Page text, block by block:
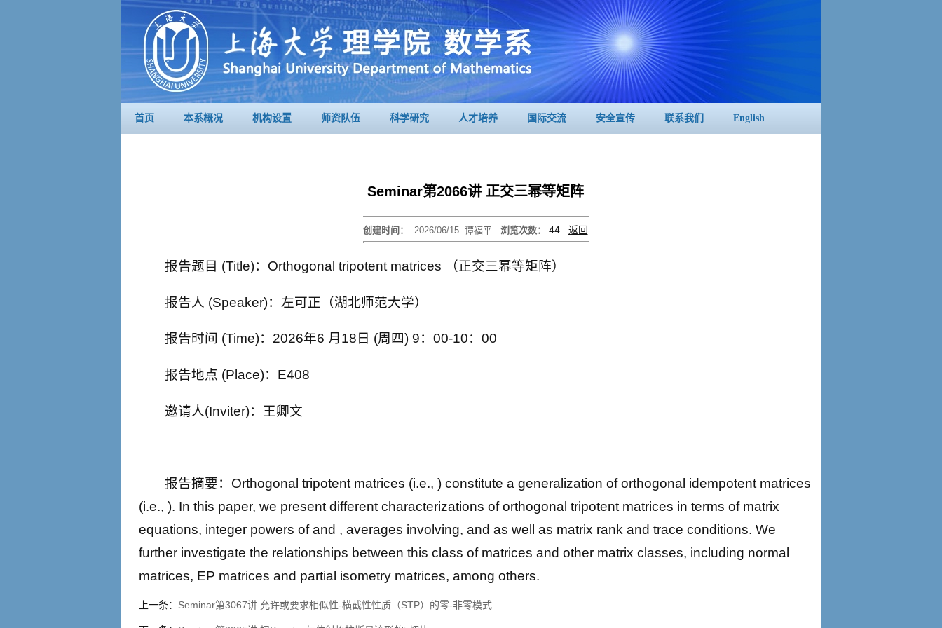
首页 本系概况 机构设置 师资队伍 科学研究 人才培养 国际交流 安全宣传 联系我们 English
Seminar第2066讲 正交三幂等矩阵
创建时间： 2026/06/15 谭福平 浏览次数： 44 返回
报告题目 (Title)：Orthogonal tripotent matrices （正交三幂等矩阵）
报告人 (Speaker)：左可正（湖北师范大学）
报告时间 (Time)：2026年6 月18日 (周四) 9：00-10：00
报告地点 (Place)：E408
邀请人(Inviter)：王卿文
报告摘要：Orthogonal tripotent matrices (i.e., ) constitute a generalization of orthogonal idempotent matrices
(i.e., ). In this paper, we present different characterizations of orthogonal tripotent matrices in terms of matrix
equations, integer powers of and , averages involving, and as well as matrix rank and trace conditions. We
further investigate the relationships between this class of matrices and other matrix classes, including normal
matrices, EP matrices and partial isometry matrices, among others.
上一条： Seminar第3067讲 允许或要求相似性-横截性性质（STP）的零-非零模式